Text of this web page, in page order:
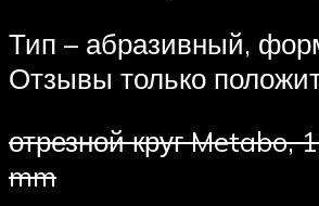
Тип – абразивный,
Отзывы только
отрезной круг Metabo,
mm